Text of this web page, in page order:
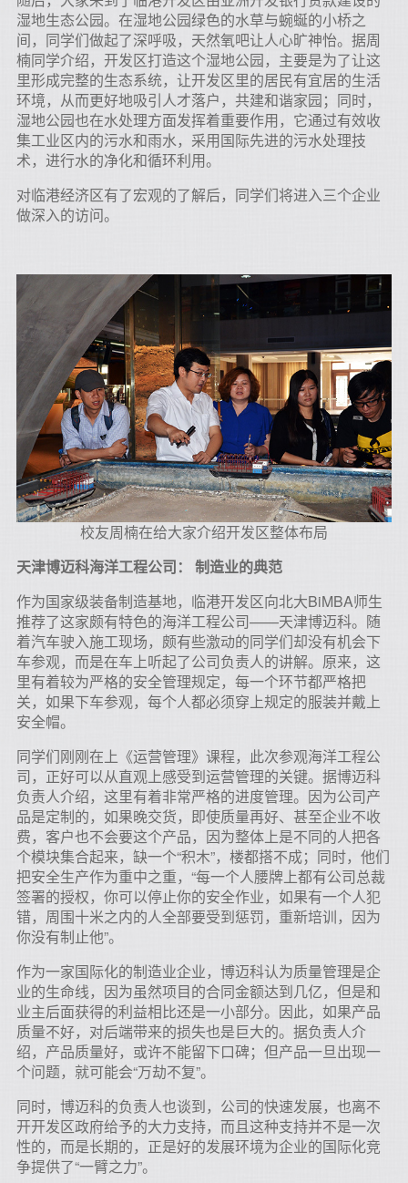
湿地生态公园。在湿地公园绿色的水草与蜿蜒的小桥之
间，同学们做起了深呼吸，天然氧吧让人心旷神怡。据周
楠同学介绍，开发区打造这个湿地公园，主要是为了让这
里形成完整的生态系统，让开发区里的居民有宜居的生活
环境，从而更好地吸引人才落户，共建和谐家园；同时，
湿地公园也在水处理方面发挥着重要作用，它通过有效收
集工业区内的污水和雨水，采用国际先进的污水处理技
术，进行水的净化和循环利用。
对临港经济区有了宏观的了解后，同学们将进入三个企业
做深入的访问。
校友周楠在给大家介绍开发区整体布局
天津博迈科海洋工程公司： 制造业的典范
作为国家级装备制造基地，临港开发区向北大BiMBA师生
推荐了这家颇有特色的海洋工程公司——天津博迈科。随
着汽车驶入施工现场，颇有些激动的同学们却没有机会下
车参观，而是在车上听起了公司负责人的讲解。原来，这
里有着较为严格的安全管理规定，每一个环节都严格把
关，如果下车参观，每个人都必须穿上规定的服装并戴上
安全帽。
同学们刚刚在上《运营管理》课程，此次参观海洋工程公
司，正好可以从直观上感受到运营管理的关键。据博迈科
负责人介绍，这里有着非常严格的进度管理。因为公司产
品是定制的，如果晚交货，即使质量再好、甚至企业不收
费，客户也不会要这个产品，因为整体上是不同的人把各
个模块集合起来，缺一个“积木”，楼都搭不成；同时，他们
把安全生产作为重中之重，“每一个人腰牌上都有公司总裁
签署的授权，你可以停止你的安全作业，如果有一个人犯
错，周围十米之内的人全部要受到惩罚，重新培训，因为
你没有制止他”。
作为一家国际化的制造业企业，博迈科认为质量管理是企
业的生命线，因为虽然项目的合同金额达到几亿，但是和
业主后面获得的利益相比还是一小部分。因此，如果产品
质量不好，对后端带来的损失也是巨大的。据负责人介
绍，产品质量好，或许不能留下口碑；但产品一旦出现一
个问题，就可能会“万劫不复”。
同时，博迈科的负责人也谈到，公司的快速发展，也离不
开开发区政府给予的大力支持，而且这种支持并不是一次
性的，而是长期的，正是好的发展环境为企业的国际化竞
争提供了“一臂之力”。